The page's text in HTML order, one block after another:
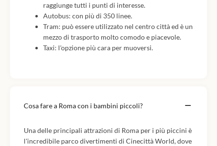
raggiunge tutti i punti di interesse.
Autobus: con più di 350 linee.
Tram: può essere utilizzato nel centro città ed è un
mezzo di trasporto molto comodo e piacevole.
Taxi: l'opzione più cara per muoversi.
Cosa fare a Roma con i bambini piccoli?
Una delle principali attrazioni di Roma per i più piccini è
l'incredibile parco divertimenti di Cinecittà World, dove